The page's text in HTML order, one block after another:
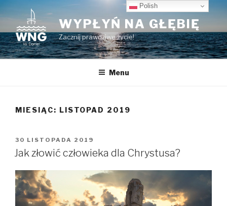
Przeskocz
do
treści
WYPŁYŃ NA GŁĘBIĘ
Zacznij prawdziwe życie!
Menu
MIESIĄC: LISTOPAD 2019
OPUBLIKOWANE
W
30 LISTOPADA 2019
Jak złowić człowieka dla Chrystusa?
Polish